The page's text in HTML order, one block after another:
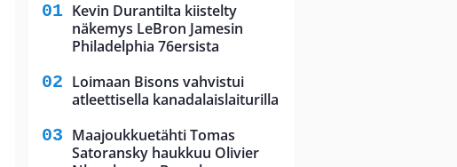
Kevin Durantilta kiistelty
näkemys LeBron Jamesin
Philadelphia 76ersista
Loimaan Bisons vahvistui
atleettisella kanadalaislaiturilla
Maajoukkuetähti Tomas
Satoransky haukkuu Olivier